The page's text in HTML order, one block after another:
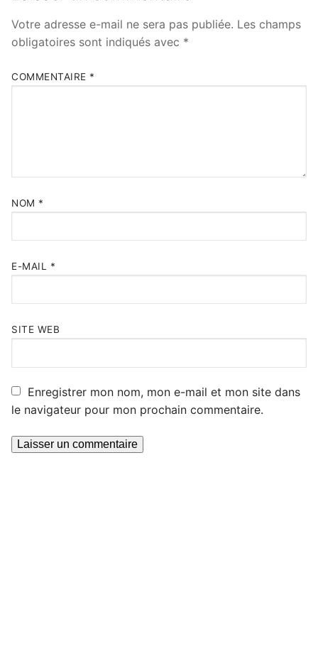
Votre adresse e-mail ne sera pas publiée. Les champs
obligatoires sont indiqués avec *
COMMENTAIRE *
NOM *
E-MAIL *
SITE WEB
Enregistrer mon nom, mon e-mail et mon site dans
le navigateur pour mon prochain commentaire.